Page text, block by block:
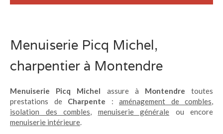
Menuiserie Picq Michel,
charpentier à Montendre
Menuiserie Picq Michel assure à Montendre toutes
prestations de Charpente : aménagement de combles,
isolation des combles, menuiserie générale ou encore
menuiserie intérieure.